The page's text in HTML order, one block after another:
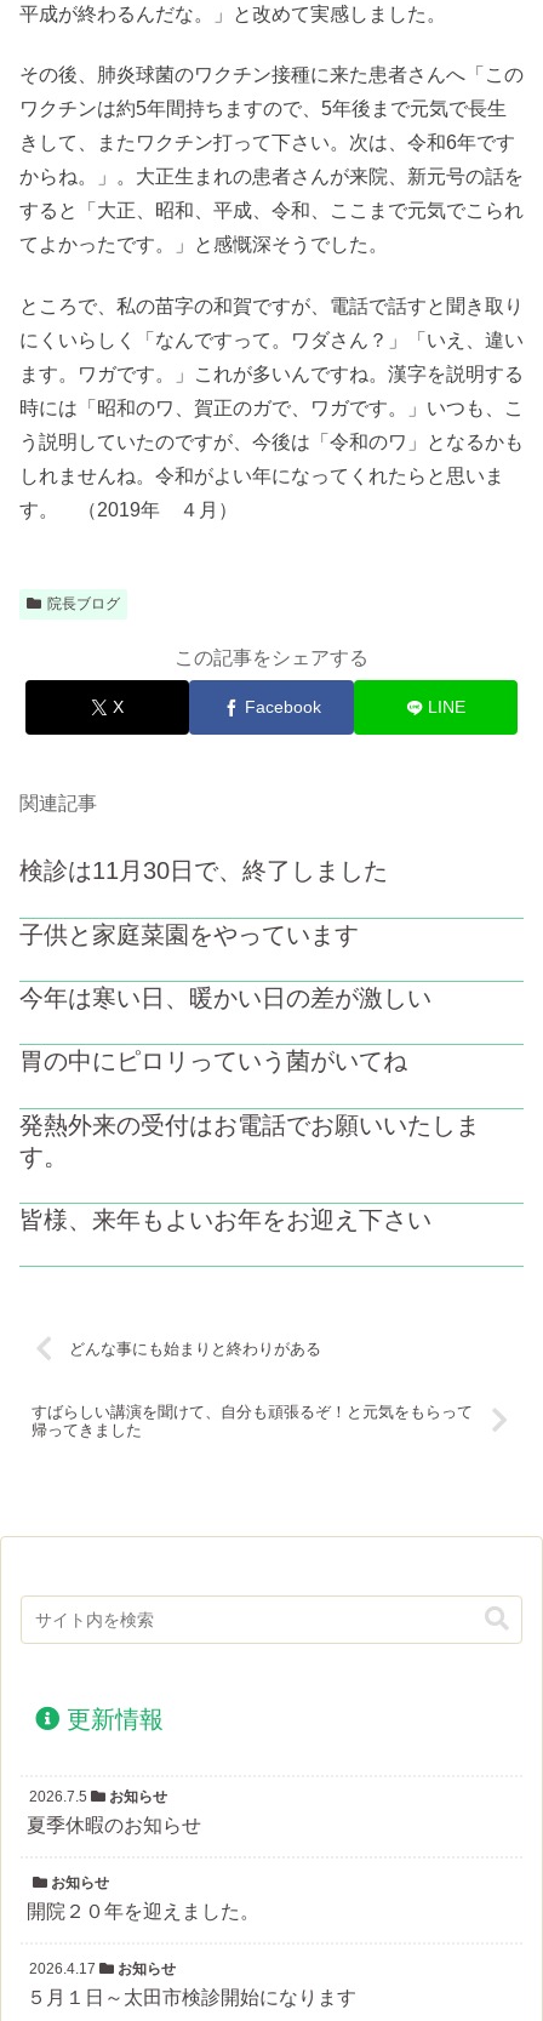
平成が終わるんだな。」と改めて実感しました。
その後、肺炎球菌のワクチン接種に来た患者さんへ「この
ワクチンは約5年間持ちますので、5年後まで元気で長生
きして、またワクチン打って下さい。次は、令和6年です
からね。」。大正生まれの患者さんが来院、新元号の話を
すると「大正、昭和、平成、令和、ここまで元気でこられ
てよかったです。」と感慨深そうでした。
ところで、私の苗字の和賀ですが、電話で話すと聞き取り
にくいらしく「なんですって。ワダさん？」「いえ、違い
ます。ワガです。」これが多いんですね。漢字を説明する
時には「昭和のワ、賀正のガで、ワガです。」いつも、こ
う説明していたのですが、今後は「令和のワ」となるかも
しれませんね。令和がよい年になってくれたらと思いま
す。
（2019年 ４月）
院長ブログ
この記事をシェアする
X Facebook LINE
関連記事
検診は11月30日で、終了しました
子供と家庭菜園をやっています
今年は寒い日、暖かい日の差が激しい
胃の中にピロリっていう菌がいてね
発熱外来の受付はお電話でお願いいたしま
す。
皆様、来年もよいお年をお迎え下さい
どんな事にも始まりと終わりがある
すばらしい講演を聞けて、自分も頑張るぞ！と元気をもらって
帰ってきました
更新情報
2026.7.5 お知らせ
夏季休暇のお知らせ
お知らせ
開院２０年を迎えました。
2026.4.17 お知らせ
５月１日～太田市検診開始になります